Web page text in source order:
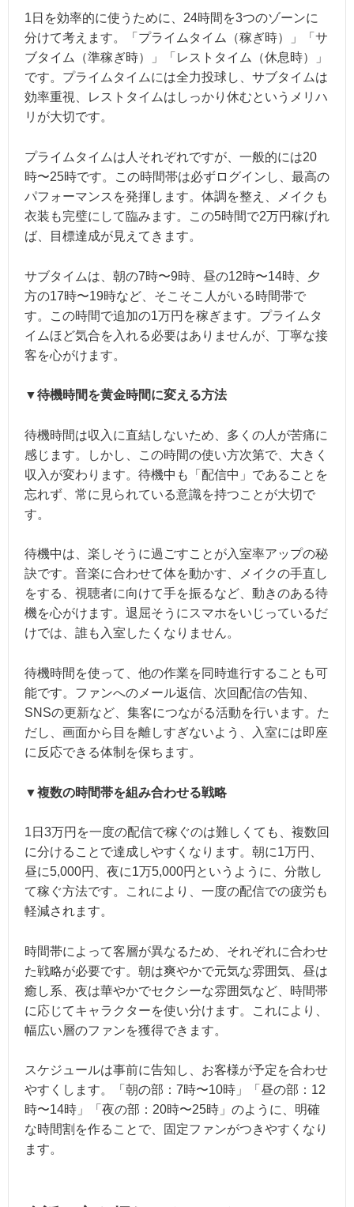
1日を効率的に使うために、24時間を3つのゾーンに
分けて考えます。「プライムタイム（稼ぎ時）」「サ
ブタイム（準稼ぎ時）」「レストタイム（休息時）」
です。プライムタイムには全力投球し、サブタイムは
効率重視、レストタイムはしっかり休むというメリハ
リが大切です。
プライムタイムは人それぞれですが、一般的には20
時〜25時です。この時間帯は必ずログインし、最高の
パフォーマンスを発揮します。体調を整え、メイクも
衣装も完璧にして臨みます。この5時間で2万円稼げれ
ば、目標達成が見えてきます。
サブタイムは、朝の7時〜9時、昼の12時〜14時、夕
方の17時〜19時など、そこそこ人がいる時間帯で
す。この時間で追加の1万円を稼ぎます。プライムタ
イムほど気合を入れる必要はありませんが、丁寧な接
客を心がけます。
▼待機時間を黄金時間に変える方法
待機時間は収入に直結しないため、多くの人が苦痛に
感じます。しかし、この時間の使い方次第で、大きく
収入が変わります。待機中も「配信中」であることを
忘れず、常に見られている意識を持つことが大切で
す。
待機中は、楽しそうに過ごすことが入室率アップの秘
訣です。音楽に合わせて体を動かす、メイクの手直し
をする、視聴者に向けて手を振るなど、動きのある待
機を心がけます。退屈そうにスマホをいじっているだ
けでは、誰も入室したくなりません。
待機時間を使って、他の作業を同時進行することも可
能です。ファンへのメール返信、次回配信の告知、
SNSの更新など、集客につながる活動を行います。た
だし、画面から目を離しすぎないよう、入室には即座
に反応できる体制を保ちます。
▼複数の時間帯を組み合わせる戦略
1日3万円を一度の配信で稼ぐのは難しくても、複数回
に分けることで達成しやすくなります。朝に1万円、
昼に5,000円、夜に1万5,000円というように、分散し
て稼ぐ方法です。これにより、一度の配信での疲労も
軽減されます。
時間帯によって客層が異なるため、それぞれに合わせ
た戦略が必要です。朝は爽やかで元気な雰囲気、昼は
癒し系、夜は華やかでセクシーな雰囲気など、時間帯
に応じてキャラクターを使い分けます。これにより、
幅広い層のファンを獲得できます。
スケジュールは事前に告知し、お客様が予定を合わせ
やすくします。「朝の部：7時〜10時」「昼の部：12
時〜14時」「夜の部：20時〜25時」のように、明確
な時間割を作ることで、固定ファンがつきやすくなり
ます。